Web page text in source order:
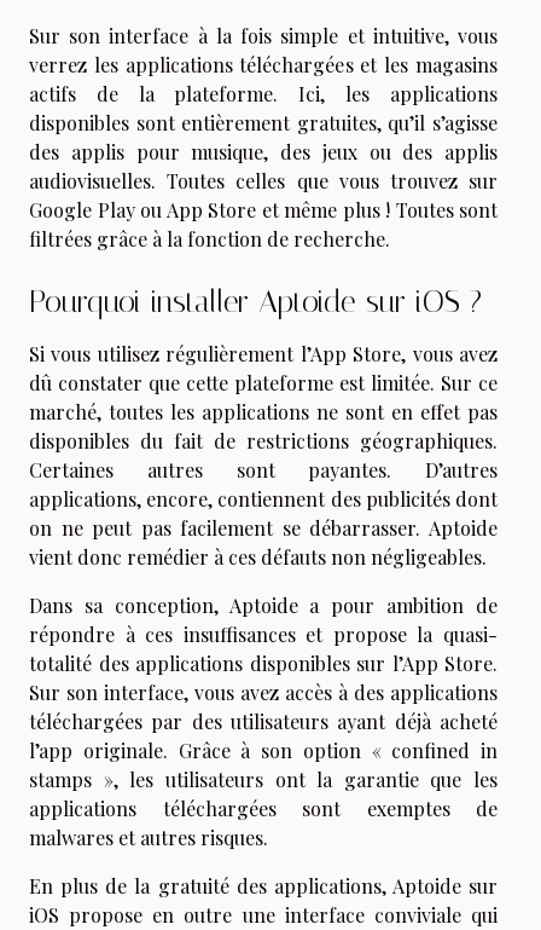
Sur son interface à la fois simple et intuitive, vous
verrez les applications téléchargées et les magasins
actifs de la plateforme. Ici, les applications
disponibles sont entièrement gratuites, qu’il s’agisse
des applis pour musique, des jeux ou des applis
audiovisuelles. Toutes celles que vous trouvez sur
Google Play ou App Store et même plus ! Toutes sont
filtrées grâce à la fonction de recherche.
Pourquoi installer Aptoide sur iOS ?
Si vous utilisez régulièrement l’App Store, vous avez
dû constater que cette plateforme est limitée. Sur ce
marché, toutes les applications ne sont en effet pas
disponibles du fait de restrictions géographiques.
Certaines autres sont payantes. D’autres
applications, encore, contiennent des publicités dont
on ne peut pas facilement se débarrasser. Aptoide
vient donc remédier à ces défauts non négligeables.
Dans sa conception, Aptoide a pour ambition de
répondre à ces insuffisances et propose la quasi-
totalité des applications disponibles sur l’App Store.
Sur son interface, vous avez accès à des applications
téléchargées par des utilisateurs ayant déjà acheté
l’app originale. Grâce à son option « confined in
stamps », les utilisateurs ont la garantie que les
applications téléchargées sont exemptes de
malwares et autres risques.
En plus de la gratuité des applications, Aptoide sur
iOS propose en outre une interface conviviale qui